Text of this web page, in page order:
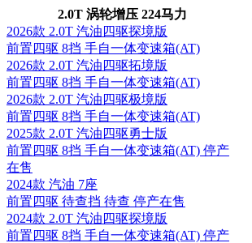
2.0T 涡轮增压 224马力
2026款 2.0T 汽油四驱探境版
前置四驱 8挡 手自一体变速箱(AT)
2026款 2.0T 汽油四驱拓境版
前置四驱 8挡 手自一体变速箱(AT)
2026款 2.0T 汽油四驱极境版
前置四驱 8挡 手自一体变速箱(AT)
2025款 2.0T 汽油四驱勇士版
前置四驱 8挡 手自一体变速箱(AT) 停产
在售
2024款 汽油 7座
前置四驱 待查挡 待查 停产在售
2024款 2.0T 汽油四驱探境版
前置四驱 8挡 手自一体变速箱(AT) 停产